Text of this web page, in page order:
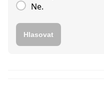
Ne.
Hlasovat